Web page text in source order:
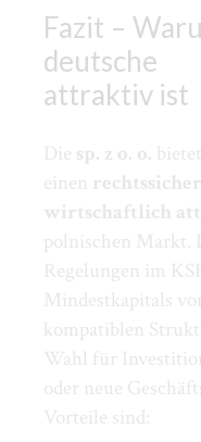
Fazit –
attraktiv ist
Die sp. z o. o.
einen
wirtschaftlich
polnischen Markt.
Regelungen im
Mindestkapitals
kompatiblen
Wahl für
oder neue
Vorteile sind: